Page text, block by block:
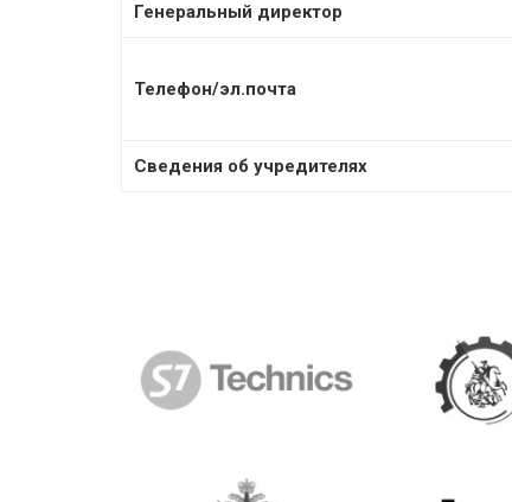
Генеральный директор
Телефон/эл.почта
Сведения об учредителях